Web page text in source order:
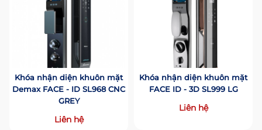
Khóa nhận diện khuôn mặt
Demax FACE - ID SL968 CNC
GREY
Liên hệ
Khóa nhận diện khuôn mặt
FACE ID - 3D SL999 LG
Liên hệ